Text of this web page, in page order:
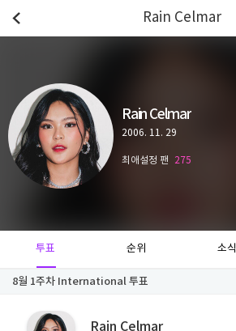
Rain Celmar
Rain Celmar
2006. 11. 29
최애설정 팬 275
투표 순위 소식
8월 1주차 International 투표
Rain Celmar